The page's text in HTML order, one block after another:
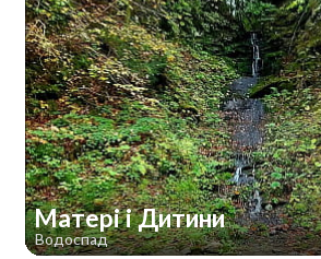
Матері і Дитини
Водоспад